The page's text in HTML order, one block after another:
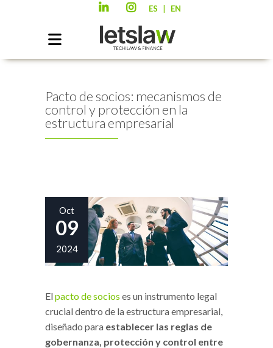
ES EN
Pacto de socios: mecanismos de
control y protección en la
estructura empresarial
Oct
09
2024
Elpacto de socios es un instrumento legal
crucial dentro de la estructura empresarial,
diseñado para establecer las reglas de
gobernanza, protección y control entre